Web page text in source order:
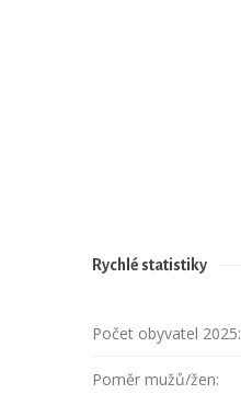
Rychlé statistiky
Počet obyvatel 2025:
Poměr mužů/žen: